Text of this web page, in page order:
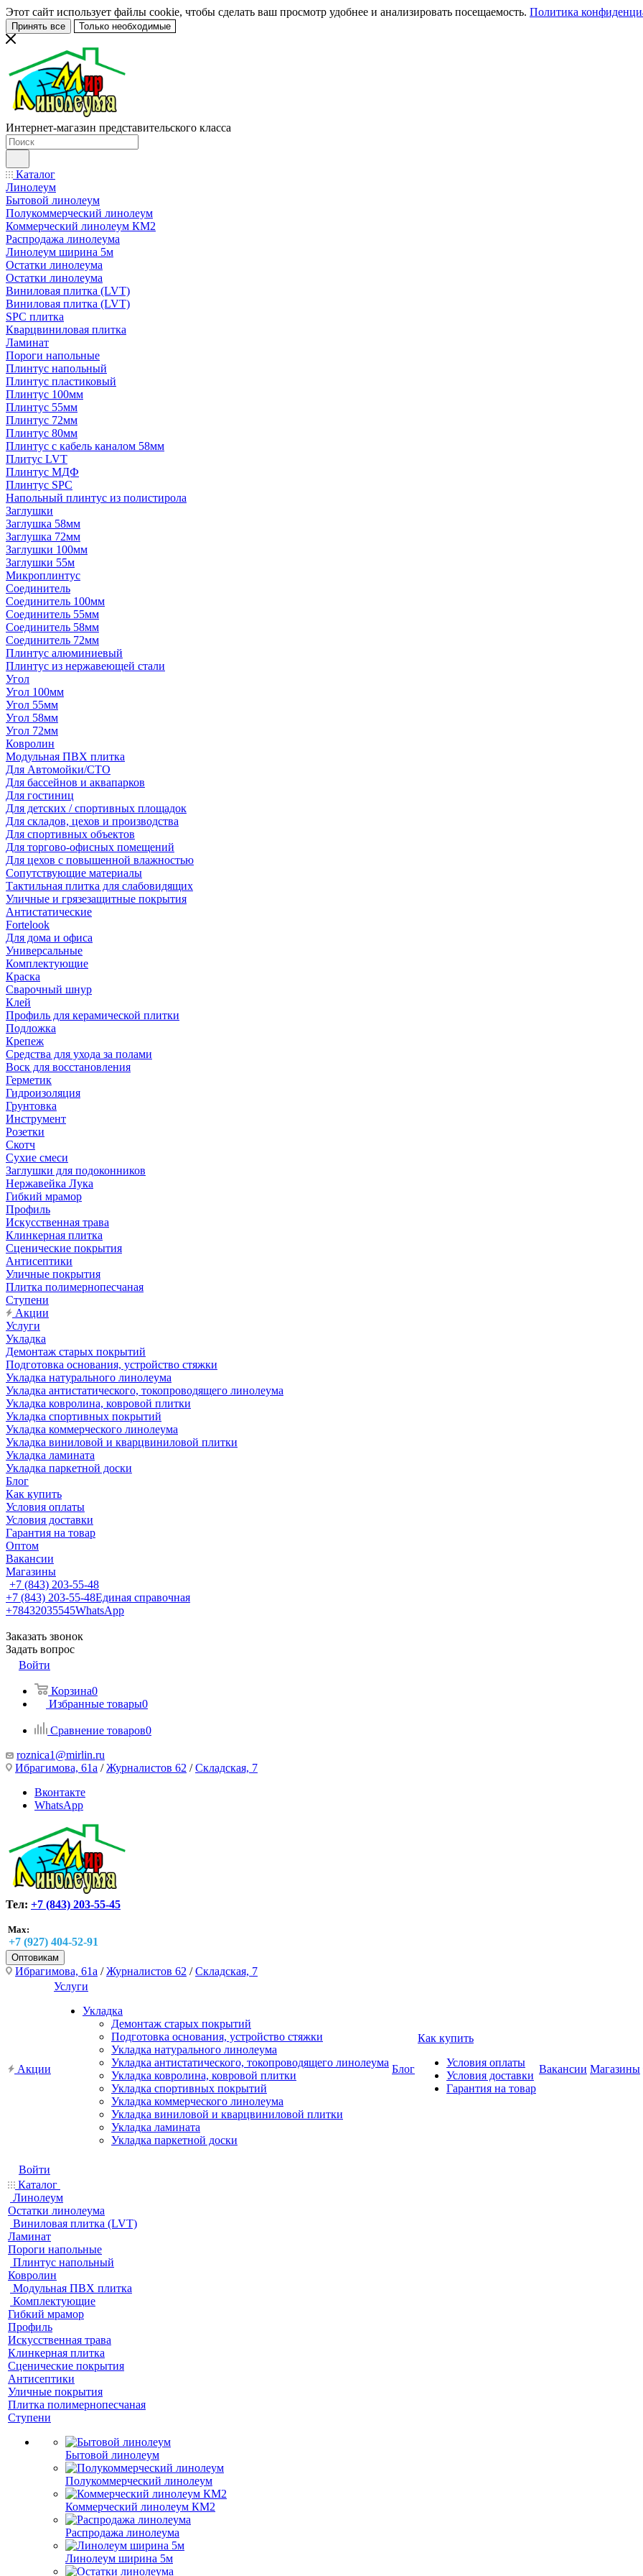
Этот сайт использует файлы cookie, чтобы сделать ваш просмотр удобнее и анализировать посещаемость. Политика
Принять все Только необходимые
Интернет-магазин представительского класса
Каталог
Линолеум
Бытовой линолеум
Полукоммерческий линолеум
Коммерческий линолеум КМ2
Распродажа линолеума
Линолеум ширина 5м
Остатки линолеума
Остатки линолеума
Виниловая плитка (LVT)
Виниловая плитка (LVT)
SPC плитка
Кварцвиниловая плитка
Ламинат
Пороги напольные
Плинтус напольный
Плинтус пластиковый
Плинтус 100мм
Плинтус 55мм
Плинтус 72мм
Плинтус 80мм
Плинтус с кабель каналом 58мм
Плитус LVT
Плинтус МДФ
Плинтус SPC
Напольный плинтус из полистирола
Заглушки
Заглушка 58мм
Заглушка 72мм
Заглушки 100мм
Заглушки 55м
Микроплинтус
Соединитель
Соединитель 100мм
Соединитель 55мм
Соединитель 58мм
Соединитель 72мм
Плинтус алюминиевый
Плинтус из нержавеющей стали
Угол
Угол 100мм
Угол 55мм
Угол 58мм
Угол 72мм
Ковролин
Модульная ПВХ плитка
Для Автомойки/СТО
Для бассейнов и аквапарков
Для гостиниц
Для детских / спортивных площадок
Для складов, цехов и производства
Для спортивных объектов
Для торгово-офисных помещений
Для цехов с повышенной влажностью
Сопутствующие материалы
Тактильная плитка для слабовидящих
Уличные и грязезащитные покрытия
Антистатические
Fortelook
Для дома и офиса
Универсальные
Комплектующие
Краска
Сварочный шнур
Клей
Профиль для керамической плитки
Подложка
Крепеж
Средства для ухода за полами
Воск для восстановления
Герметик
Гидроизоляция
Грунтовка
Инструмент
Розетки
Скотч
Сухие смеси
Заглушки для подоконников
Нержавейка Лука
Гибкий мрамор
Профиль
Искусственная трава
Клинкерная плитка
Сценические покрытия
Антисептики
Уличные покрытия
Плитка полимернопесчаная
Ступени
Акции
Услуги
Укладка
Демонтаж старых покрытий
Подготовка основания, устройство стяжки
Укладка натурального линолеума
Укладка антистатического, токопроводящего линолеума
Укладка ковролина, ковровой плитки
Укладка спортивных покрытий
Укладка коммерческого линолеума
Укладка виниловой и кварцвиниловой плитки
Укладка ламината
Укладка паркетной доски
Блог
Как купить
Условия оплаты
Условия доставки
Гарантия на товар
Оптом
Вакансии
Магазины
+7 (843) 203-55-48
+7 (843) 203-55-48Единая справочная
+78432035545WhatsApp
Заказать звонок
Задать вопрос
Войти
Корзина0
Избранные товары0
Сравнение товаров0
roznica1@mirlin.ru
Ибрагимова, 61а /Журналистов 62 /Складская, 7
Вконтакте
WhatsApp
Тел: +7 (843) 203-55-45
Max:
+7 (927) 404-52-91
Оптовикам
Ибрагимова, 61а /Журналистов 62 /Складская, 7
Акции
Услуги
Укладка
Демонтаж старых покрытий
Подготовка основания, устройство стяжки
Укладка натурального линолеума
Укладка антистатического, токопроводящего линолеума
Укладка ковролина, ковровой плитки
Укладка спортивных покрытий
Укладка коммерческого линолеума
Укладка виниловой и кварцвиниловой плитки
Укладка ламината
Укладка паркетной доски
Блог
Как купить
Условия оплаты
Условия доставки
Гарантия на товар
Вакансии Магазины
Войти
Каталог
Линолеум
Остатки линолеума
Виниловая плитка (LVT)
Ламинат
Пороги напольные
Плинтус напольный
Ковролин
Модульная ПВХ плитка
Комплектующие
Гибкий мрамор
Профиль
Искусственная трава
Клинкерная плитка
Сценические покрытия
Антисептики
Уличные покрытия
Плитка полимернопесчаная
Ступени
Бытовой линолеум
Полукоммерческий линолеум
Коммерческий линолеум КМ2
Распродажа линолеума
Линолеум ширина 5м